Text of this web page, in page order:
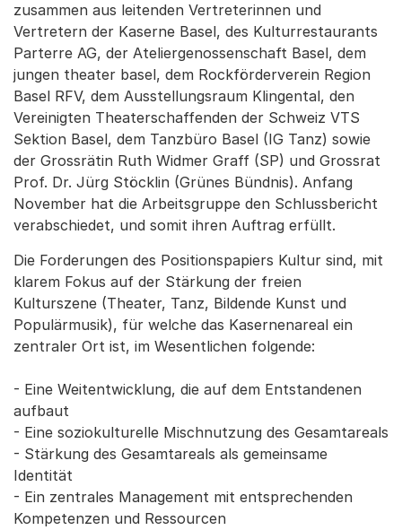
zusammen aus leitenden Vertreterinnen und
Vertretern der Kaserne Basel, des Kulturrestaurants
Parterre AG, der Ateliergenossenschaft Basel, dem
jungen theater basel, dem Rockförderverein Region
Basel RFV, dem Ausstellungsraum Klingental, den
Vereinigten Theaterschaffenden der Schweiz VTS
Sektion Basel, dem Tanzbüro Basel (IG Tanz) sowie
der Grossrätin Ruth Widmer Graff (SP) und Grossrat
Prof. Dr. Jürg Stöcklin (Grünes Bündnis). Anfang
November hat die Arbeitsgruppe den Schlussbericht
verabschiedet, und somit ihren Auftrag erfüllt.
Die Forderungen des Positionspapiers Kultur sind, mit
klarem Fokus auf der Stärkung der freien
Kulturszene (Theater, Tanz, Bildende Kunst und
Populärmusik), für welche das Kasernenareal ein
zentraler Ort ist, im Wesentlichen folgende:
- Eine Weitentwicklung, die auf dem Entstandenen
aufbaut
- Eine soziokulturelle Mischnutzung des Gesamtareals
- Stärkung des Gesamtareals als gemeinsame
Identität
- Ein zentrales Management mit entsprechenden
Kompetenzen und Ressourcen